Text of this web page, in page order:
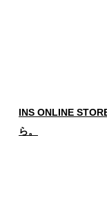
INS ONLINE
ら。